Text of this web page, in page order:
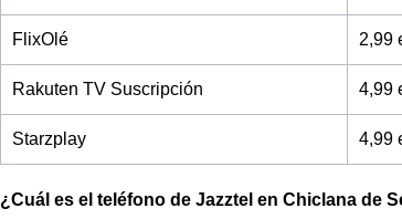
FlixOlé 2,99
Rakuten TV Suscripción 4,99
Starzplay 4,99
¿Cuál es el teléfono de Jazztel en Chiclana de